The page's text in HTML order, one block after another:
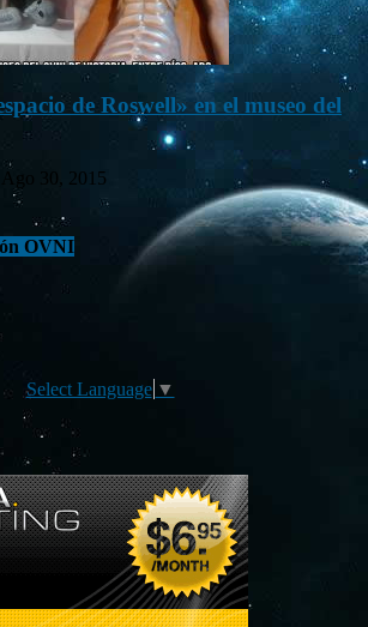
de Roswell» en el museo del
Ago 30, 2015
OVNI
Select Language ▼